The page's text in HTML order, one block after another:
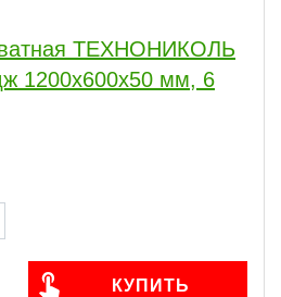
ТЕХНОНИКОЛЬ
1200х600х50 мм, 6
КУПИТЬ